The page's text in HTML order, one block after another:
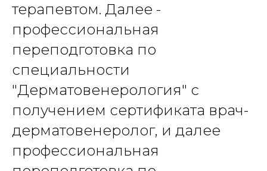
терапевтом. Далее -
профессиональная
переподготовка по
специальности
"Дерматовенерология" с
получением сертификата врач-
дерматовенеролог, и далее
профессиональная